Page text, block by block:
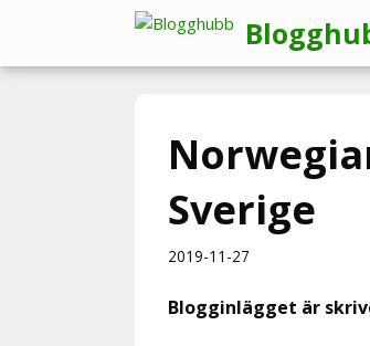
innehåll
Sverige
2019-11-27
Blogginlägget är